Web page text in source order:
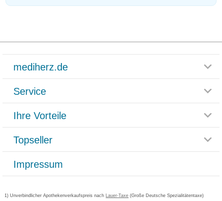
mediherz.de
Glossar
Häufig gestellte Fragen
Datenschutz
AGB
Cookie-Einstellungen
Service
Rücksendemöglichkeit
Paketlieferstatus
Versandkosten
Bestellschein ausfüllen
Ihre Vorteile
Rezeptlieferung
Bonusprogramm
Gutschein und Rabatte
Kundenbewertung
Topseller
Grippostad
Bepanthen
Impressum
1) Unverbindlicher Apothekenverkaufspreis nach Lauer-Taxe (Große Deutsche Spezialitätentaxe)